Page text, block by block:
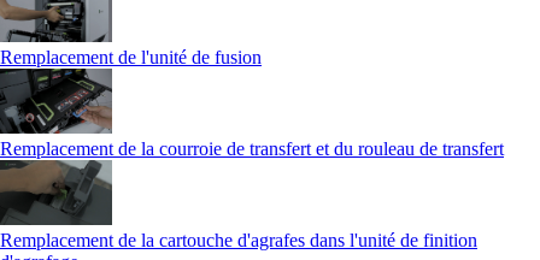
Remplacement de l'unité de fusion
Remplacement de la courroie de transfert et du rouleau de transfert
Remplacement de la cartouche d'agrafes dans l'unité de finition